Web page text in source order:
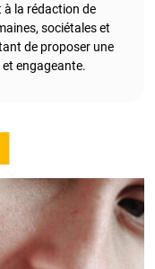
à la rédaction de
sociétales et
de proposer une
engageante.